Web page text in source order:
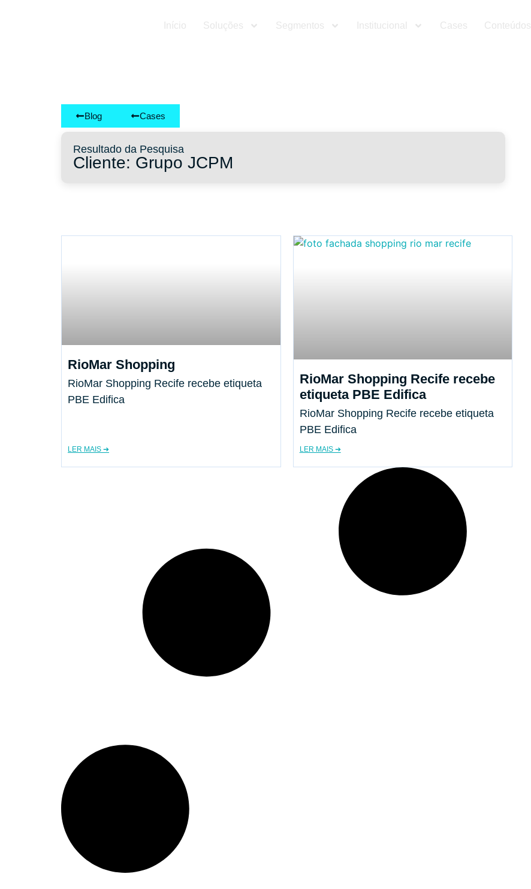
Início Soluções Segmentos Institucional Cases Conteúdos
Blog Cases
Resultado da Pesquisa
Cliente: Grupo JCPM
RioMar Shopping
RioMar Shopping Recife recebe etiqueta
PBE Edifica
LER MAIS ➔
RioMar Shopping Recife recebe
etiqueta PBE Edifica
RioMar Shopping Recife recebe etiqueta
PBE Edifica
LER MAIS ➔